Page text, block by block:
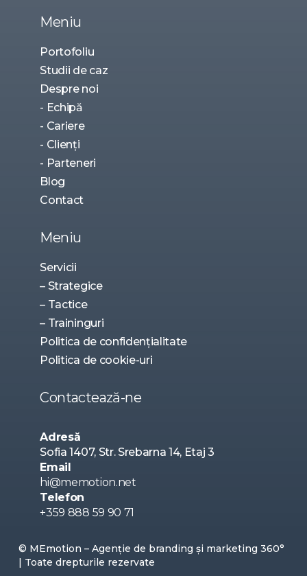
Meniu
Portofoliu
Studii de caz
Despre noi
- Echipă
- Cariere
- Clienți
- Parteneri
Blog
Contact
Meniu
Servicii
– Strategice
– Tactice
– Traininguri
Politica de confidențialitate
Politica de cookie-uri
Contactează-ne
Adresă
Sofia 1407, Str. Srebarna 14, Etaj 3
Email
hi@memotion.net
Telefon
+359 888 59 90 71
© MEmotion – Agenție de branding și marketing 360°
| Toate drepturile rezervate